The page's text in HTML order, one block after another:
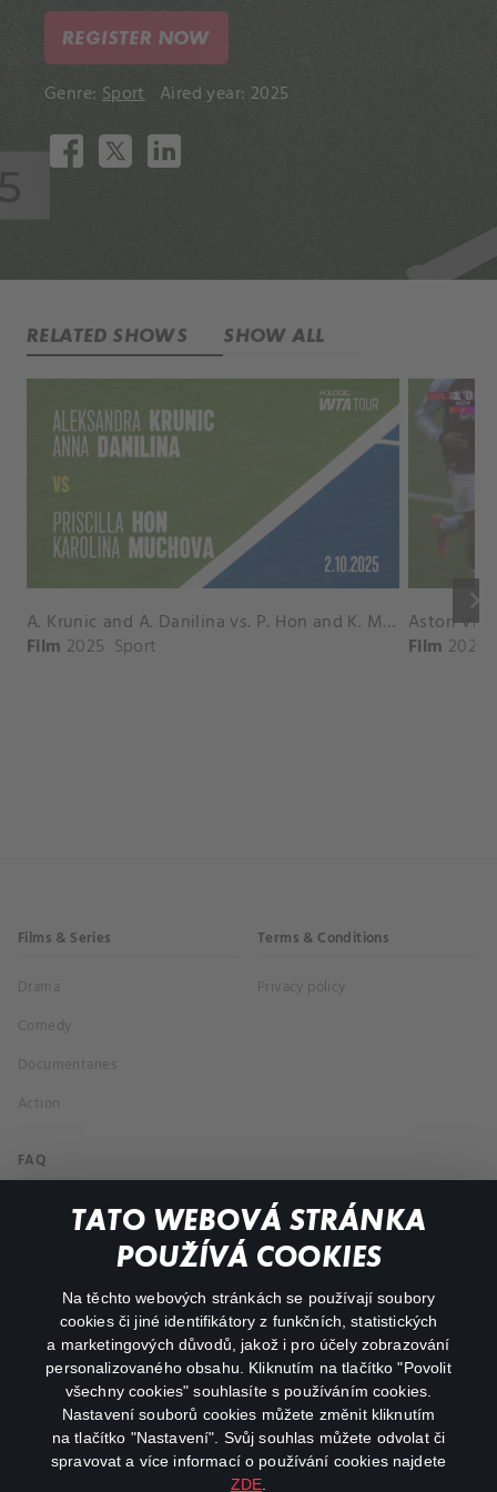
TATO WEBOVÁ STRÁNKA
POUŽÍVÁ COOKIES
Na těchto webových stránkách se používají soubory
cookies či jiné identifikátory z funkčních, statistických
a marketingových důvodů, jakož i pro účely zobrazování
personalizovaného obsahu. Kliknutím na tlačítko "Povolit
všechny cookies" souhlasíte s používáním cookies.
Nastavení souborů cookies můžete změnit kliknutím
na tlačítko "Nastavení". Svůj souhlas můžete odvolat či
spravovat a více informací o používání cookies najdete
ZDE
REGISTER NOW
Genre: Sport Aired year: 2025
RELATED SHOWS SHOW ALL
keyboard_arrow_right
A. Krunic and A. Danilina vs. P. Hon and K. Muchova Match Highlights - BEIJING_Capital Group Diamond ( October 02, 2025)
Film 2025 Sport Film 2026
Films & Series
Drama
Comedy
Documentaries
Action
Terms & Conditions
Privacy policy
FAQ
My profile
facebookinstagram
youtube